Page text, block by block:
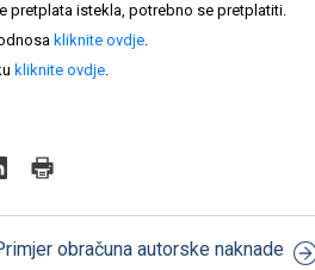
pretplata istekla, potrebno se pretplatiti.
kliknite ovdje.
kliknite ovdje.
obračuna autorske naknade